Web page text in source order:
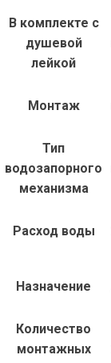
В комплекте с
душевой
лейкой
Монтаж
Тип
водозапорного
механизма
Расход воды
Назначение
Количество
монтажных